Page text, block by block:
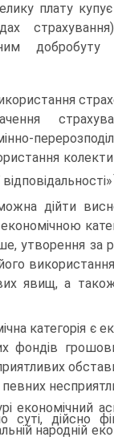
плату купує
добробуту
дійти
утворення
явищ, а
категорія є
фондів
економічний
суті, дійсно
народній